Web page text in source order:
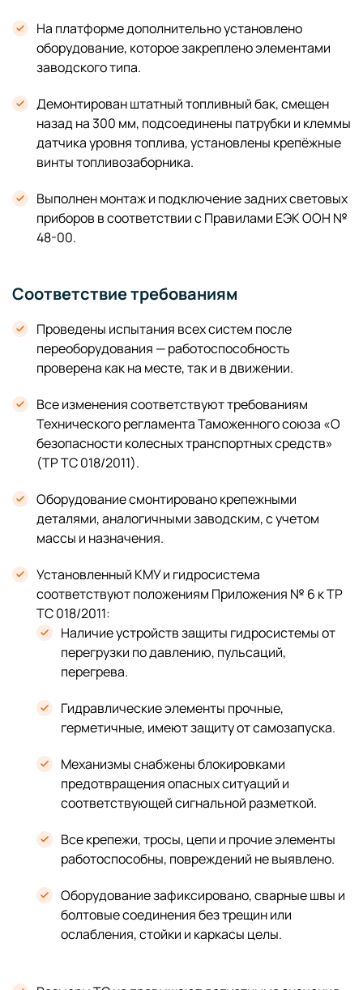
На платформе дополнительно установлено
оборудование, которое закреплено элементами
заводского типа.
Демонтирован штатный топливный бак, смещен
назад на 300 мм, подсоединены патрубки и клеммы
датчика уровня топлива, установлены крепёжные
винты топливозаборника.
Выполнен монтаж и подключение задних световых
приборов в соответствии с Правилами ЕЭК ООН №
48-00.
Соответствие требованиям
Проведены испытания всех систем после
переоборудования — работоспособность
проверена как на месте, так и в движении.
Все изменения соответствуют требованиям
Технического регламента Таможенного союза «О
безопасности колесных транспортных средств»
(ТР ТС 018/2011).
Оборудование смонтировано крепежными
деталями, аналогичными заводским, с учетом
массы и назначения.
Установленный КМУ и гидросистема
соответствуют положениям Приложения № 6 к ТР
ТС 018/2011:
Наличие устройств защиты гидросистемы от
перегрузки по давлению, пульсаций,
перегрева.
Гидравлические элементы прочные,
герметичные, имеют защиту от самозапуска.
Механизмы снабжены блокировками
предотвращения опасных ситуаций и
соответствующей сигнальной разметкой.
Все крепежи, тросы, цепи и прочие элементы
работоспособны, повреждений не выявлено.
Оборудование зафиксировано, сварные швы и
болтовые соединения без трещин или
ослабления, стойки и каркасы целы.